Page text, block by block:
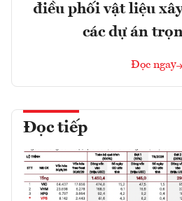
điều phối vật liệu
các dự án
Đọc ngay
Đọc tiếp